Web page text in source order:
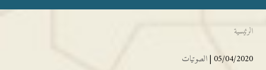
الرئيسية
05/04/2020 | الصوتيات